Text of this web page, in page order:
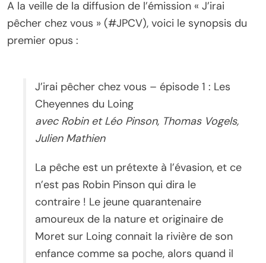
A la veille de la diffusion de l’émission « J’irai
pêcher chez vous » (#JPCV), voici le synopsis du
premier opus :
J’irai pêcher chez vous – épisode 1 : Les
Cheyennes du Loing
avec Robin et Léo Pinson, Thomas Vogels,
Julien Mathien
La pêche est un prétexte à l’évasion, et ce
n’est pas Robin Pinson qui dira le
contraire ! Le jeune quarantenaire
amoureux de la nature et originaire de
Moret sur Loing connait la rivière de son
enfance comme sa poche, alors quand il